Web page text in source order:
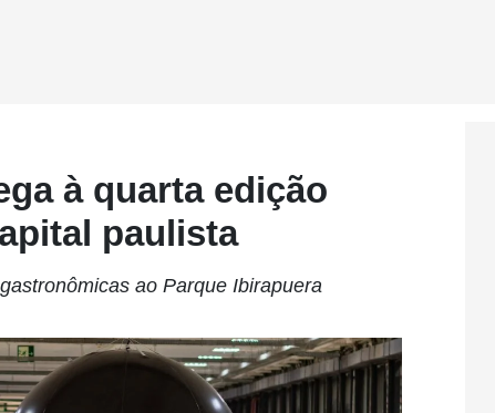
à quarta edição
paulista
ao Parque Ibirapuera